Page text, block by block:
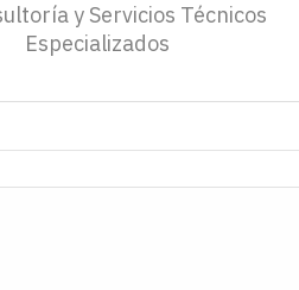
y Servicios Técnicos
Especializados